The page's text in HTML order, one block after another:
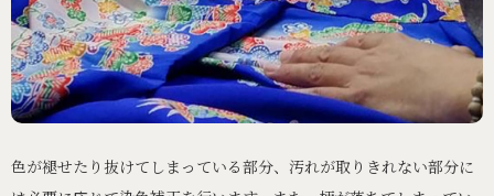
色が褪せたり抜けてしまっている部分、汚れが取りきれない部分に